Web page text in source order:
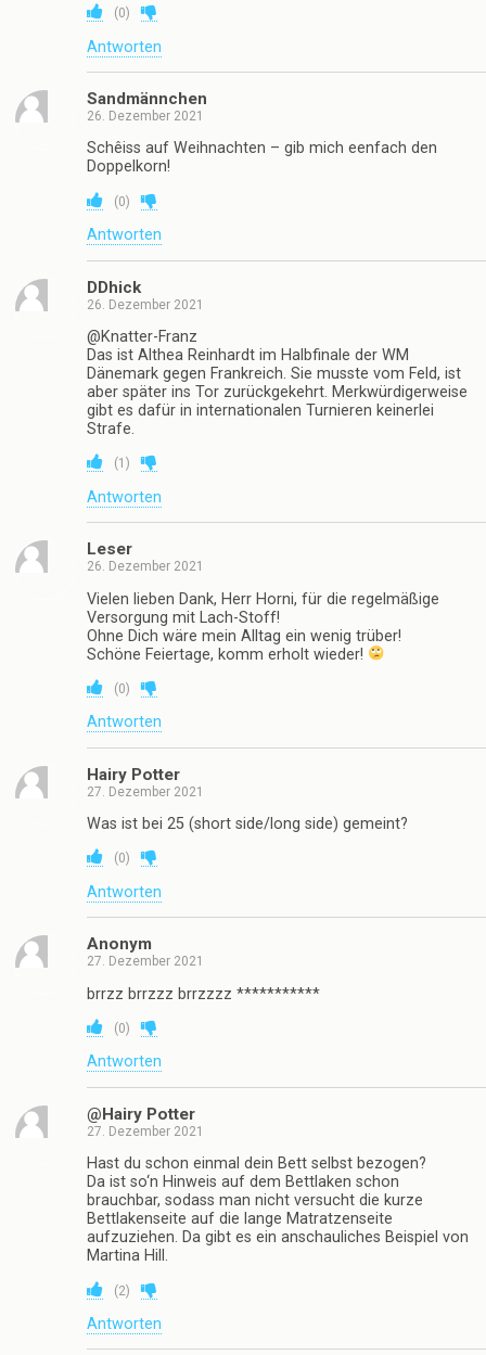
(0)
Antworten
Sandmännchen
26. Dezember 2021
Schêiss auf Weihnachten – gib mich eenfach den
Doppelkorn!
(0)
Antworten
DDhick
26. Dezember 2021
@Knatter-Franz
Das ist Althea Reinhardt im Halbfinale der WM
Dänemark gegen Frankreich. Sie musste vom Feld, ist
aber später ins Tor zurückgekehrt. Merkwürdigerweise
gibt es dafür in internationalen Turnieren keinerlei
Strafe.
(1 )
Antworten
Leser
26. Dezember 2021
Vielen lieben Dank, Herr Horni, für die regelmäßige
Versorgung mit Lach-Stoff!
Ohne Dich wäre mein Alltag ein wenig trüber!
Schöne Feiertage, komm erholt wieder!
(0)
Antworten
Hairy Potter
27. Dezember 2021
Was ist bei 25 (short side/long side) gemeint?
(0)
Antworten
Anonym
27. Dezember 2021
brrzz brrzzz brrzzzz ***********
(0)
Antworten
@Hairy Potter
27. Dezember 2021
Hast du schon einmal dein Bett selbst bezogen?
Da ist so‘n Hinweis auf dem Bettlaken schon
brauchbar, sodass man nicht versucht die kurze
Bettlakenseite auf die lange Matratzenseite
aufzuziehen. Da gibt es ein anschauliches Beispiel von
Martina Hill.
(2)
Antworten